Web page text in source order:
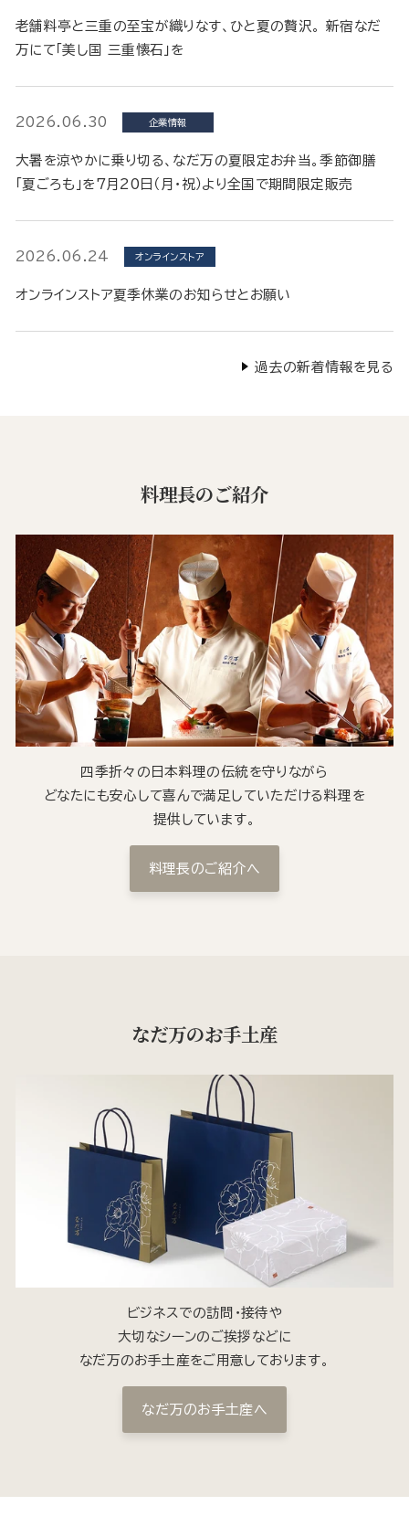
老舗料亭と三重の至宝が織りなす、ひと夏の贅沢。 新宿なだ
万にて「美し国 三重懐石」を
2026.06.30 企業情報
大暑を涼やかに乗り切る、なだ万の夏限定お弁当。季節御膳
「夏ごろも」を7月20日（月・祝）より全国で期間限定販売
2026.06.24 オンラインストア
オンラインストア夏季休業のお知らせとお願い
過去の新着情報を見る
料理長のご紹介
四季折々の日本料理の伝統を守りながら
どなたにも安心して喜んで満足していただける料理を
提供しています。
料理長のご紹介へ
なだ万のお手土産
ビジネスでの訪問・接待や
大切なシーンのご挨拶などに
なだ万のお手土産をご用意しております。
なだ万のお手土産へ